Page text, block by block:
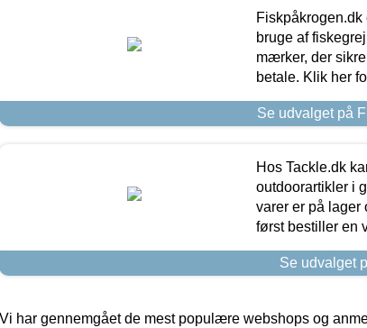
bruge af
mærker, der
betale. Klik her
Se udvalget på
Hos Tackle.dk
outdoorartikler i
varer er på lager
først bestiller en
Se udvalget
Vi har gennemgået de mest populære webshops og